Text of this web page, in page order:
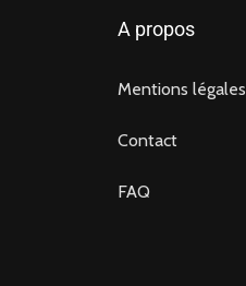
A propos
Mentions légales
Contact
FAQ